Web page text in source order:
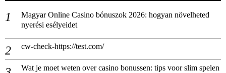
Magyar Online Casino bónuszok 2026: hogyan növelheted
nyerési esélyeidet
cw-check-https://test.com/
Wat je moet weten over casino bonussen: tips voor slim spelen